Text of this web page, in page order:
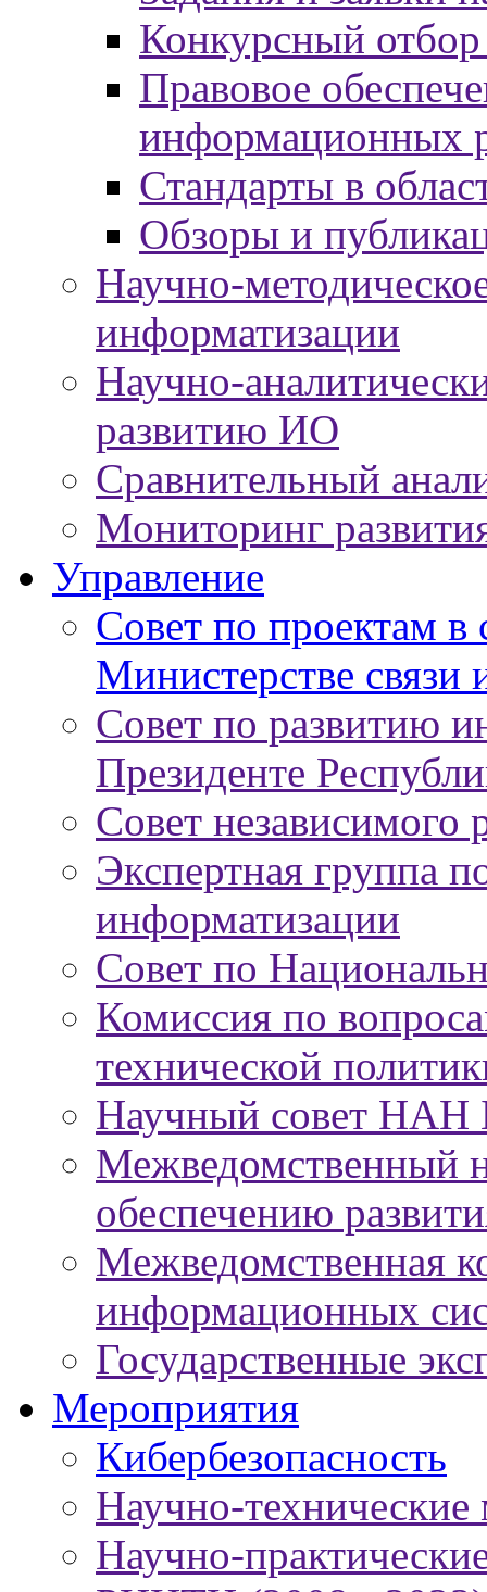
Конкурсный
Правовое
информационных
Стандарты в
Обзоры и
Научно-
информатизации
Научно-
развитию ИО
Сравнительный
Мониторинг
Управление
Совет по проектам в
Министерстве связи
Совет по развитию
Президенте
Совет независимого
Экспертная группа
информатизации
Совет по
Комиссия по
технической
Научный совет НАН
Межведомственный
обеспечению
Межведомственная
информационных
Государственные
Мероприятия
Кибербезопасность
Научно-технические
Научно-